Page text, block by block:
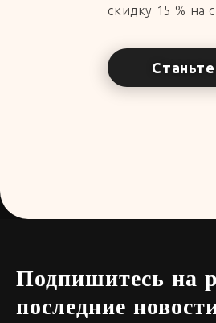
скидку 15 % на
Подпишитесь на
последние